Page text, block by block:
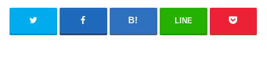
LINE